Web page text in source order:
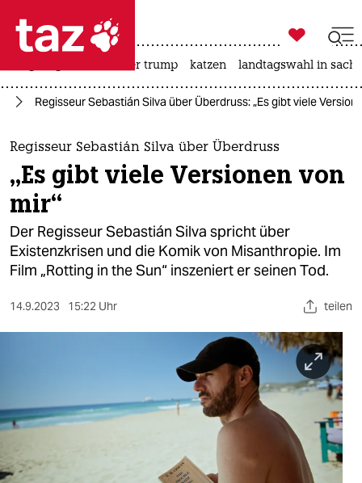
 taz zahl ich
taz zahl ich
themen
politik
öko
gesellschaft
sport
wahrheit
verlag

taz zahl ich
usa unter trump katzen landtagswahl in
Regisseur Sebastián Silva über Überdruss: „Es gibt viele
Regisseur Sebastián Silva über Überdruss
„Es gibt viele Versionen von
mir“
Der Regisseur Sebastián Silva spricht über
Existenzkrisen und die Komik von Misanthropie. Im
Film „Rotting in the Sun“ inszeniert er seinen Tod.
14.9.2023 15:22 Uhr teilen